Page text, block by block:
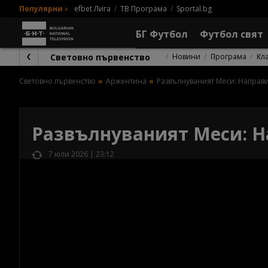
Популярни » efbet Лига ТВ Програма Sportal.bg
БГ Футбол Футбол свят
Световно първенство Новини Програма
Световно първенство Аржентина Развълнуваният Меси:
Развълнуваният Меси:
7 юли 2026 | 23:12